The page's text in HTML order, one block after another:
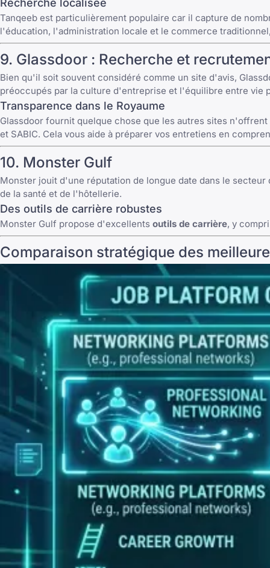
Recherche localisée
Tanqeeb est particulièrement populaire car il capture de
l'éducation, l'administration locale et le commerce
9. Glassdoor : Recherche et
Bien qu'il soit souvent considéré comme un site d'avis,
préoccupés par la culture d'entreprise et l'équilibre entre vie
Transparence dans le Royaume
Glassdoor fournit quelque chose que les autres sites
et SABIC. Cela vous aide à préparer vos entretiens en
10. Monster Gulf
Monster jouit d'une réputation de longue date dans le
de la santé et de l'hôtellerie.
Des outils de carrière robustes
Monster Gulf propose d'excellents outils de carrière, y
Comparaison stratégique des